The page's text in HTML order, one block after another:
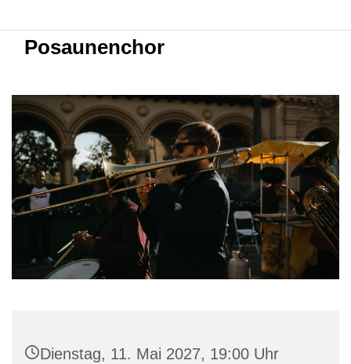
Posaunenchor
Dienstag, 11. Mai 2027, 19:00 Uhr